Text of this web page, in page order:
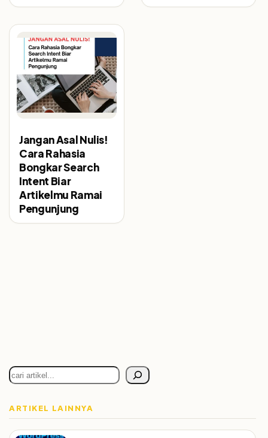
Jangan Asal Nulis!
Cara Rahasia
Bongkar Search
Intent Biar
Artikelmu Ramai
Pengunjung
Cari
ARTIKEL LAINNYA